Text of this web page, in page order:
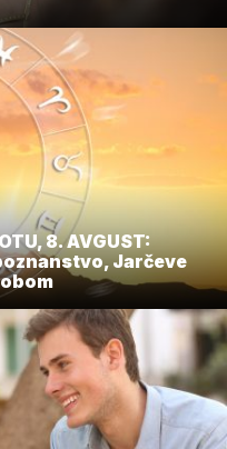
8. AVGUST:
Jarčeve